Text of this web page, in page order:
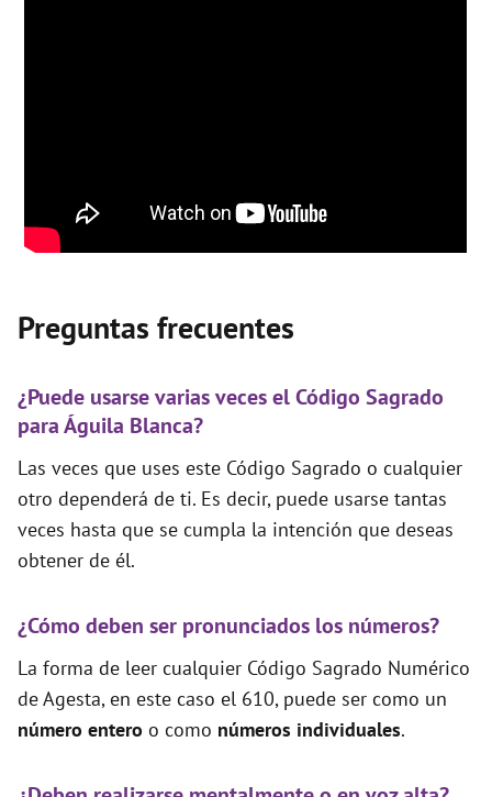
Preguntas frecuentes
¿Puede usarse varias veces el Código Sagrado
para Águila Blanca?
Las veces que uses este Código Sagrado o cualquier
otro dependerá de ti. Es decir, puede usarse tantas
veces hasta que se cumpla la intención que deseas
obtener de él.
¿Cómo deben ser pronunciados los números?
La forma de leer cualquier Código Sagrado Numérico
de Agesta, en este caso el 610, puede ser como un
número entero o como números individuales.